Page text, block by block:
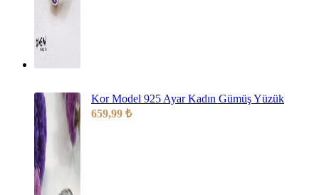
Kor Model 925 Ayar Kadın Gümüş Yüzük
659,99 ₺